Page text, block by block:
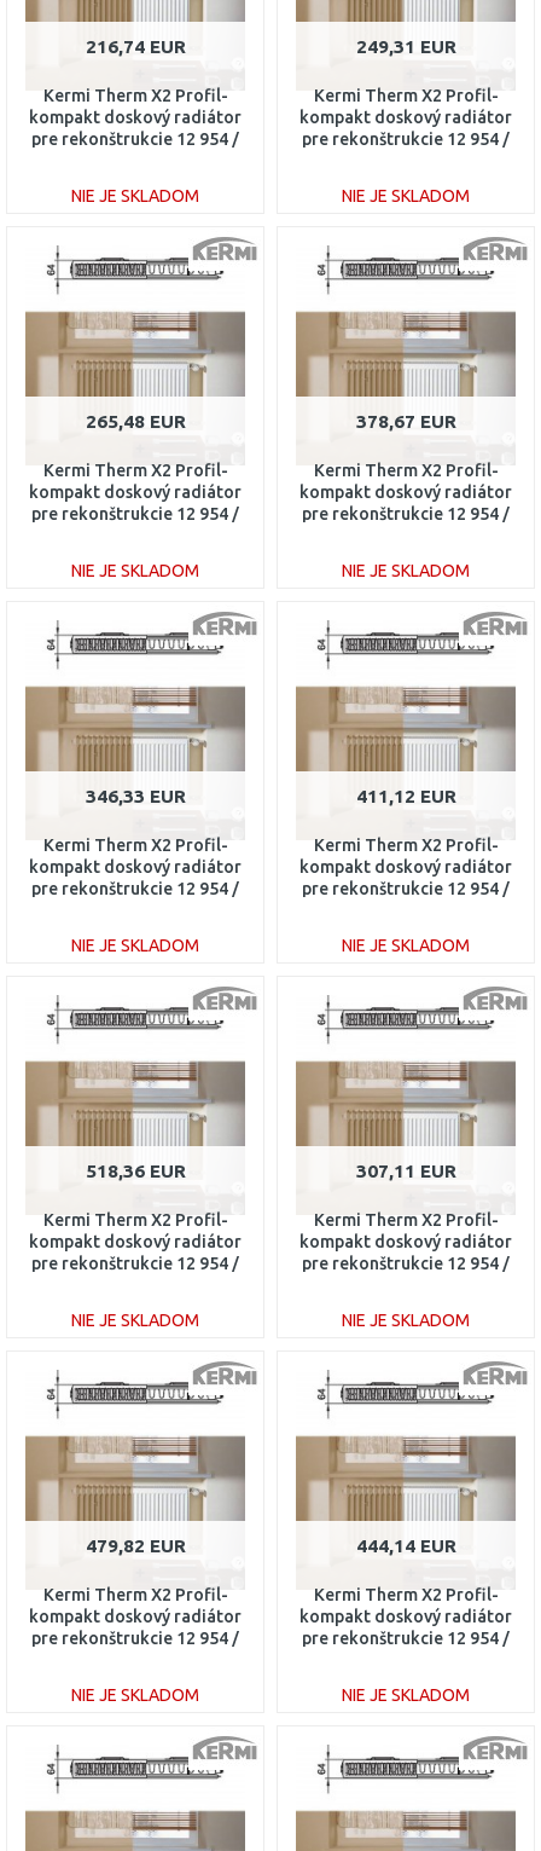
216,74 EUR
Kermi Therm X2 Profil-
kompakt doskový radiátor
pre rekonštrukcie 12 954 /
NIE JE SKLADOM
DO KOŠÍKA
249,31 EUR
Kermi Therm X2 Profil-
kompakt doskový radiátor
pre rekonštrukcie 12 954 /
NIE JE SKLADOM
DO KOŠÍKA
265,48 EUR
Kermi Therm X2 Profil-
kompakt doskový radiátor
pre rekonštrukcie 12 954 /
NIE JE SKLADOM
DO KOŠÍKA
378,67 EUR
Kermi Therm X2 Profil-
kompakt doskový radiátor
pre rekonštrukcie 12 954 /
NIE JE SKLADOM
DO KOŠÍKA
346,33 EUR
Kermi Therm X2 Profil-
kompakt doskový radiátor
pre rekonštrukcie 12 954 /
NIE JE SKLADOM
DO KOŠÍKA
411,12 EUR
Kermi Therm X2 Profil-
kompakt doskový radiátor
pre rekonštrukcie 12 954 /
NIE JE SKLADOM
DO KOŠÍKA
518,36 EUR
Kermi Therm X2 Profil-
kompakt doskový radiátor
pre rekonštrukcie 12 954 /
NIE JE SKLADOM
DO KOŠÍKA
307,11 EUR
Kermi Therm X2 Profil-
kompakt doskový radiátor
pre rekonštrukcie 12 954 /
NIE JE SKLADOM
DO KOŠÍKA
479,82 EUR
Kermi Therm X2 Profil-
kompakt doskový radiátor
pre rekonštrukcie 12 954 /
NIE JE SKLADOM
DO KOŠÍKA
444,14 EUR
Kermi Therm X2 Profil-
kompakt doskový radiátor
pre rekonštrukcie 12 954 /
NIE JE SKLADOM
DO KOŠÍKA